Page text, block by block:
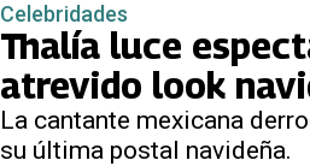
Celebridades
Thalía luce
atrevido look
La cantante mexicana
su última postal navideña.